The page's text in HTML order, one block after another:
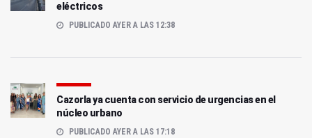
eléctricos
PUBLICADO AYER A LAS 12:38
Cazorla ya cuenta con servicio de urgencias en el
núcleo urbano
PUBLICADO AYER A LAS 17:18